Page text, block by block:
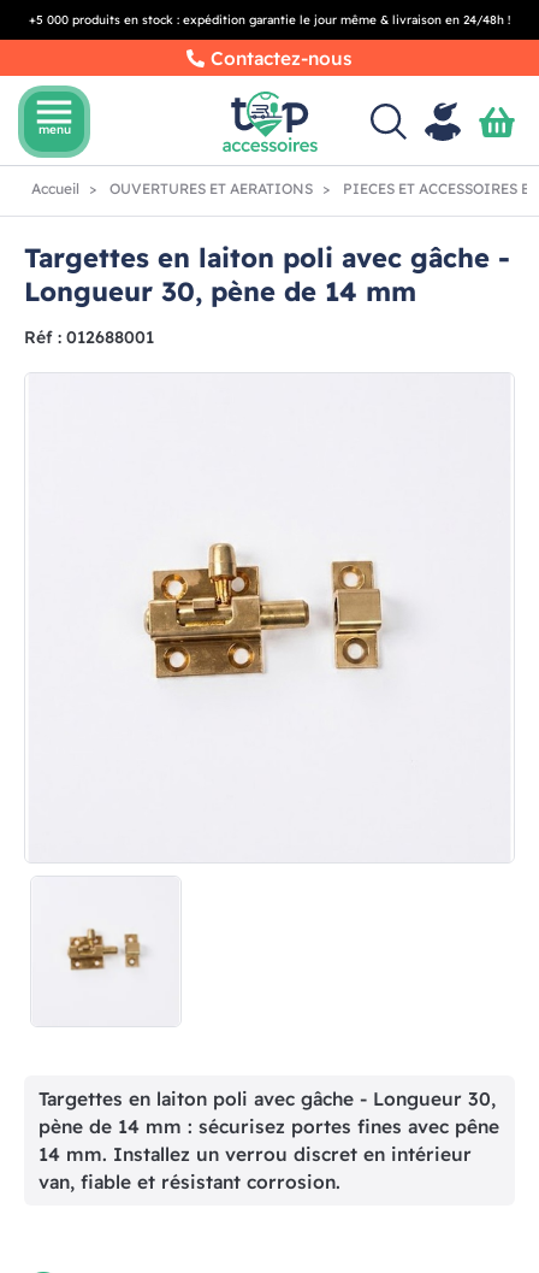
+5 000 produits en stock : expédition garantie le jour même & livraison en 24/48h !
Contactez-nous
menu
menu
Accueil OUVERTURES ET AERATIONS PIECES ET ACCESSOIRES
Targettes en laiton poli avec gâche -
Longueur 30, pène de 14 mm
Réf : 012688001
Targettes en laiton poli avec gâche - Longueur 30,
pène de 14 mm : sécurisez portes fines avec pêne
14 mm. Installez un verrou discret en intérieur
van, fiable et résistant corrosion.